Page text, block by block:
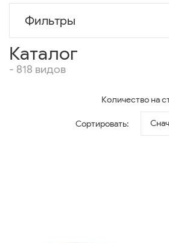
Фильтры
Каталог
- 818 видов
Количество на
Сортировать: